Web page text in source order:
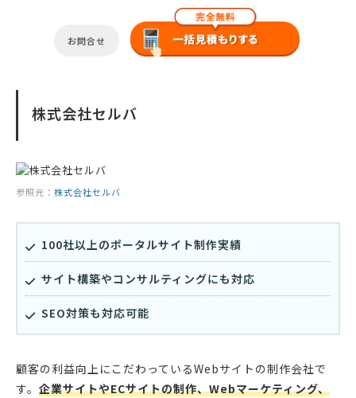
お問合せ
株式会社セルバ
参照元： 株式会社セルバ
100社以上のポータルサイト制作実績
サイト構築やコンサルティングにも対応
SEO対策も対応可能
顧客の利益向上にこだわっているWebサイトの制作会社で
す。 企業サイトやECサイトの制作、Webマーケティング、